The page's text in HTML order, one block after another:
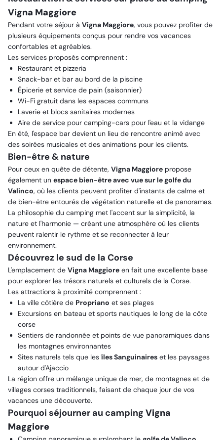
Vigna Maggiore
Pendant votre séjour à Vigna Maggiore, vous pouvez profiter de
plusieurs équipements conçus pour rendre vos vacances
confortables et agréables.
Les services proposés comprennent :
Restaurant et pizzeria
Snack-bar et bar au bord de la piscine
Épicerie et service de pain (saisonnier)
Wi-Fi gratuit dans les espaces communs
Laverie et blocs sanitaires modernes
Aire de service pour camping-cars pour l'eau et la vidange
En été, l'espace bar devient un lieu de rencontre animé avec
des soirées musicales et des animations pour les clients.
Bien-être & nature
Pour ceux en quête de détente, Vigna Maggiore propose
également un espace bien-être avec vue sur le golfe du
Valinco, où les clients peuvent profiter d'instants de calme et
de bien-être entourés de végétation naturelle et de panoramas.
La philosophie du camping met l'accent sur la simplicité, la
nature et l'harmonie — créant une atmosphère où les clients
peuvent ralentir le rythme et se reconnecter à leur
environnement.
Découvrez le sud de la Corse
L'emplacement de Vigna Maggiore en fait une excellente base
pour explorer les trésors naturels et culturels de la Corse.
Les attractions à proximité comprennent :
La ville côtière de Propriano et ses plages
Excursions en bateau et sports nautiques le long de la côte
corse
Sentiers de randonnée et points de vue panoramiques dans
les montagnes environnantes
Sites naturels tels que lesîles Sanguinaires et les paysages
autour d'Ajaccio
La région offre un mélange unique de mer, de montagnes et de
villages corses traditionnels, faisant de chaque jour de vos
vacances une découverte.
Pourquoi séjourner au camping Vigna
Maggiore